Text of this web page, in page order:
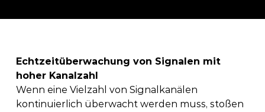
Echtzeitüberwachung von Signalen mit
hoher Kanalzahl
Wenn eine Vielzahl von Signalkanälen
kontinuierlich überwacht werden muss, stoßen